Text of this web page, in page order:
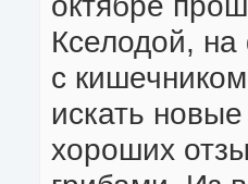
Кселодой,
с
искать
хороших